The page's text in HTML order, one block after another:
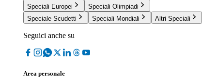
Speciali Europei
Speciali Olimpiadi
Speciale Scudetti
Speciali Mondiali Altri Speciali
Seguici anche su
Area personale